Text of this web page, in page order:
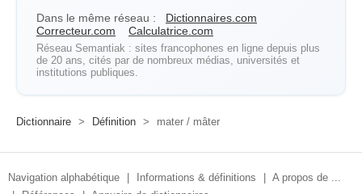
Dans le même réseau :
Dictionnaires.com
Correcteur.com
Calculatrice.com
Réseau Semantiak : sites francophones en ligne depuis plus
de 20 ans, cités par de nombreux médias, universités et
institutions publiques.
Dictionnaire > Définition > mater / mâter
Navigation alphabétique Informations & définitions
A propos de ...